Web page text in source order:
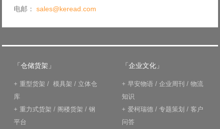
电邮： sales@keread.com
「仓储货架」
+ 重型货架 / 模具架 / 立体仓
库
+ 重力式货架 / 阁楼货架 / 钢
平台
「企业文化」
+ 早安物语 / 企业周刊 / 物流
知识
+ 爱柯瑞德 / 专题策划 / 客户
问答